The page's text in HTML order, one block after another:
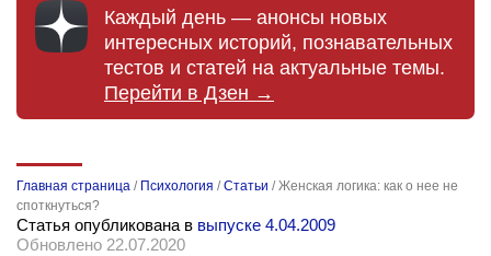
Каждый день — анонсы новых
интересных историй, познавательных
тестов и статей на актуальные темы.
Перейти в Дзен →
Главная страница / Психология /Статьи /Женская логика: как о нее не
споткнуться?
Статья опубликована в выпуске 4.04.2009
Обновлено 22.07.2020